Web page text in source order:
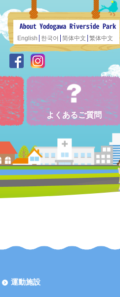
English 한국어 简体中文 繁体中文
よくあるご質問
運動施設